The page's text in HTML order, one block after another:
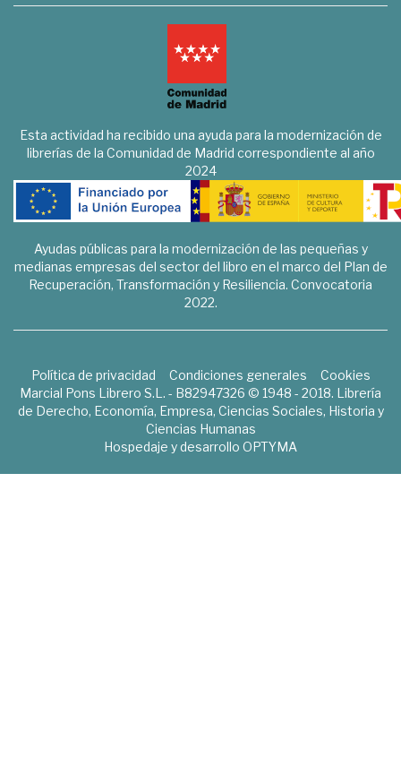
Esta actividad ha recibido una ayuda para la modernización de
librerías de la Comunidad de Madrid correspondiente al año
2024
Ayudas públicas para la modernización de las pequeñas y
medianas empresas del sector del libro en el marco del Plan de
Recuperación, Transformación y Resiliencia. Convocatoria
2022.
Política de privacidad Condiciones generales
Cookies
Marcial Pons Librero S.L. - B82947326 © 1948 - 2018. Librería
de Derecho, Economía, Empresa, Ciencias Sociales, Historia y
Ciencias Humanas
Hospedaje y desarrollo OPTYMA